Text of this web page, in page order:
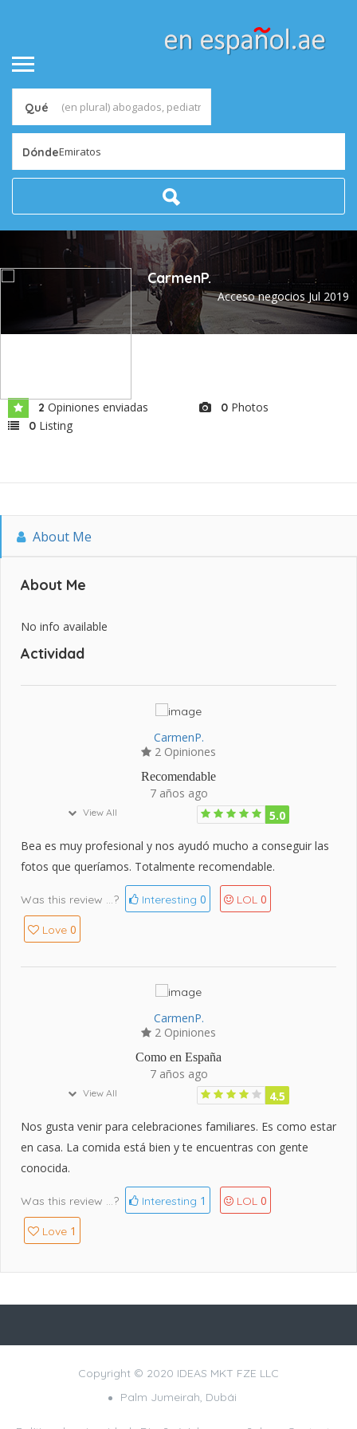
Qué
DóndeEmiratos
CarmenP.
Acceso negocios Jul 2019
2 Opiniones enviadas 0 Photos
0 Listing
About Me
About Me
No info available
Actividad
CarmenP.
2 Opiniones
Recomendable
7 años ago
View All 5.0
Bea es muy profesional y nos ayudó mucho a conseguir las
fotos que queríamos. Totalmente recomendable.
Was this review ...? Interesting 0 LOL 0
Love 0
CarmenP.
2 Opiniones
Como en España
7 años ago
View All 4.5
Nos gusta venir para celebraciones familiares. Es como estar
en casa. La comida está bien y te encuentras con gente
conocida.
Was this review ...? Interesting 1 LOL 0
Love 1
Copyright © 2020 IDEAS MKT FZE LLC
Palm Jumeirah, Dubái